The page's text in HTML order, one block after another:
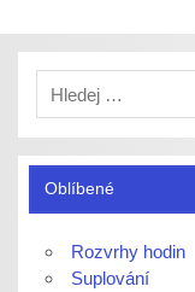
Oblíbené
Rozvrhy hodin
Suplování